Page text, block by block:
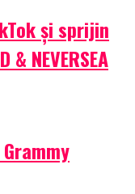
și sprijin
NEVERSEA